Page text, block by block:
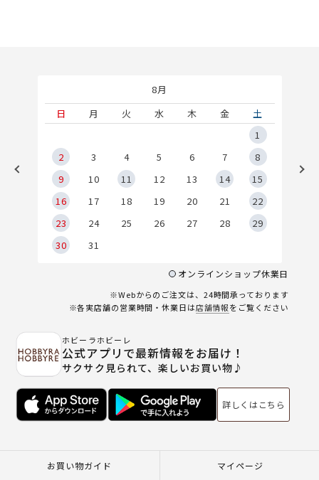
8月
日
月 火 水 木 金
土
1
2
3 4 5 6 7
8
9
10 11 12 13 14
15
16
17 18 19 20 21
22
23
24 25 26 27 28
29
30
31
オンラインショップ休業日
※Webからのご注文は、24時間承っております
※各実店舗の営業時間・休業日は店舗情報をご覧ください
ホビーラホビーレ
公式アプリで最新情報をお届け！
サクサク見られて、楽しいお買い物♪
詳しくはこちら
お買い物ガイド マイページ